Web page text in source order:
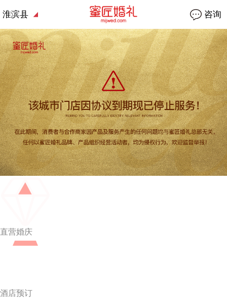
淮滨县 咨询
直营婚庆
酒店预订